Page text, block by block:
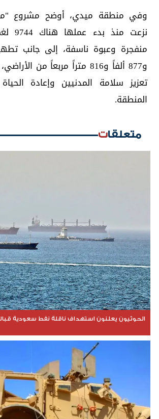
وفي منطقة ميدي، أوضح مشروع
منفجرة وعبوة ناسفة، إلى جانب
و877 ألفاً و816 متراً مربعاً من
تعزيز سلامة المدنيين وإعادة
المنطقة.
متعلقات
الحوثيون يعلنون استهداف ناقلة نفط سعودية